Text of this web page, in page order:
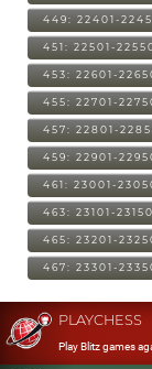
449: 22401-
451: 22501-
453: 22601-
455: 22701-
457: 22801-
459: 22901-
461: 23001-
463: 23101-23150
465: 23201-
467: 23301-
PLAYCHESS
Play Blitz games